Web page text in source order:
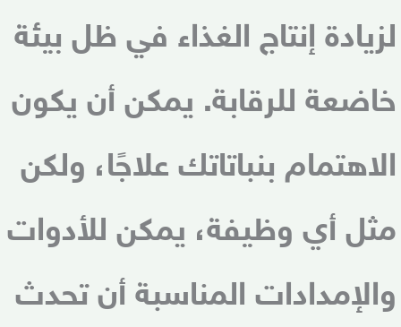
لزيادة إنتاج الغذاء في ظل بيئة
خاضعة للرقابة. يمكن أن يكون
الاهتمام بنباتاتك علاجًا، ولكن
مثل أي وظيفة، يمكن للأدوات
والإمدادات المناسبة أن تحدث